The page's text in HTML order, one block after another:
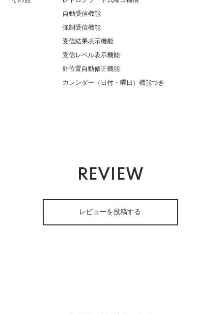
自動受信機能
強制受信機能
受信結果表示機能
受信レベル表示機能
針位置自動修正機能
カレンダー（日付・曜日）機能つき
REVIEW
レビューを投稿する